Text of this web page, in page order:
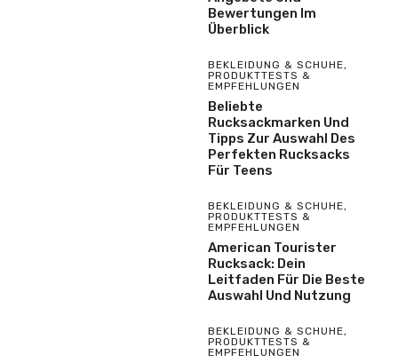
Bewertungen Im
Überblick
BEKLEIDUNG & SCHUHE,
PRODUKTTESTS &
EMPFEHLUNGEN
Beliebte
Rucksackmarken Und
Tipps Zur Auswahl Des
Perfekten Rucksacks
Für Teens
BEKLEIDUNG & SCHUHE,
PRODUKTTESTS &
EMPFEHLUNGEN
American Tourister
Rucksack: Dein
Leitfaden Für Die Beste
Auswahl Und Nutzung
BEKLEIDUNG & SCHUHE,
PRODUKTTESTS &
EMPFEHLUNGEN